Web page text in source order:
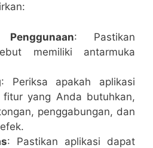
Penggunaan: Pastikan
memiliki antarmuka
: Periksa apakah aplikasi
fitur yang Anda butuhkan,
penggabungan, dan
: Pastikan aplikasi dapat